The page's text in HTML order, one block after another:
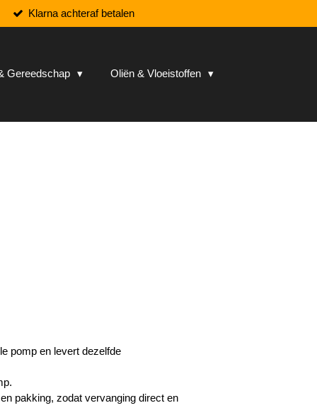
Klarna achteraf betalen
Gereedschap Oliën & Vloeistoffen
pomp en levert dezelfde
pakking, zodat vervanging direct en